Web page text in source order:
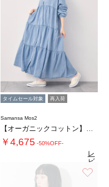
タイムセール対象 再入荷
Samansa Mos2
￥4,675 -50%OFF-
（39）
レ
ビ
ュ
ー